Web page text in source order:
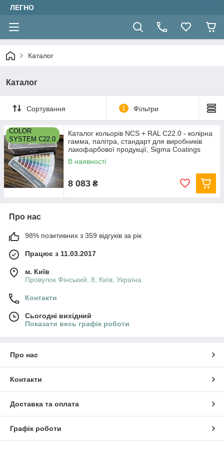
ЛЕГНО
Каталог
Каталог
Сортування 1 Фільтри
COLOR
SYSTEM C22.0
Каталог кольорів NCS + RAL C22.0 - колірна
гамма, палітра, стандарт для виробників
лакофарбової продукції, Sigma Coatings
В наявності
8 083 ₴
Про нас
98% позитивних з 359 відгуків за рік
Працює з 11.03.2017
м. Київ
Провулок Фінський, 8, Київ, Україна
Контакти
Сьогодні вихідний
Показати весь графік роботи
Про нас
Контакти
Доставка та оплата
Графік роботи